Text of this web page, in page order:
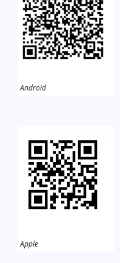
Android
Apple